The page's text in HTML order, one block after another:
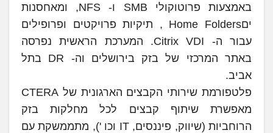
באמצעות פרוטוקולי SMB ו- NFS, ומאחסנות
יםHome Folders , תיקיות פרויקטים ופרופילים
עבור ה- Citrix VDI. המערכת הראשית נפרסה
באתר המרכזי של בזק בירושלים וה- DR בתל
אביב.
פלטפורמת שירותי הקבצים הארגונית של CTERA
מאפשרת שיתוף קבצים לכל מחלקות בזק
הרוחביות (שיווק, פיננסים, IT וכו '), מתממשקת עם